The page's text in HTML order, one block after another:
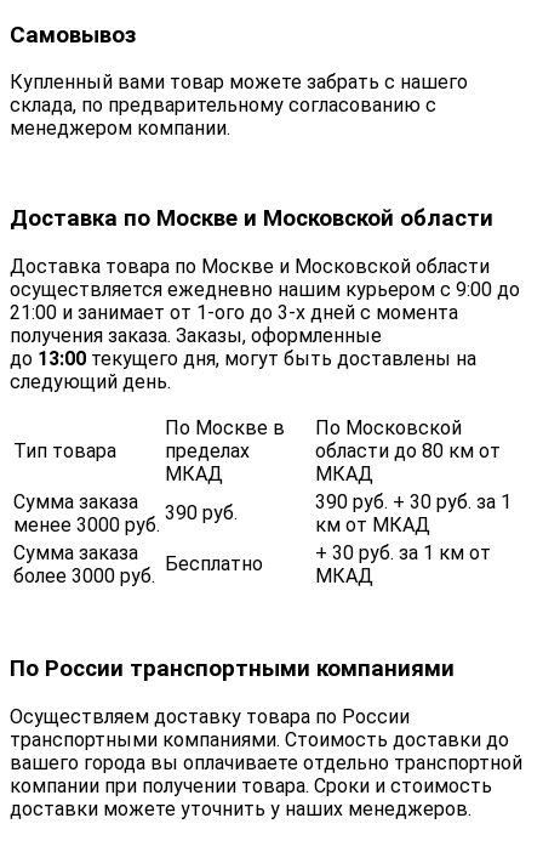
Самовывоз
Купленный вами товар можете забрать с нашего
склада, по предварительному согласованию с
менеджером компании.
Доставка по Москве и Московской области
Доставка товара по Москве и Московской области
осуществляется ежедневно нашим курьером с 9:00 до
21:00 и занимает от 1-ого до 3-х дней с момента
получения заказа. Заказы, оформленные
до 13:00 текущего дня, могут быть доставлены на
следующий день.
Тип товара
По Москве в
пределах
МКАД
По Московской
области до 80 км от
МКАД
Сумма заказа
менее 3000 руб.
390 руб.
390 руб. + 30 руб. за 1
км от МКАД
Сумма заказа
более 3000 руб.
Бесплатно
+ 30 руб. за 1 км от
МКАД
По России транспортными компаниями
Осуществляем доставку товара по России
транспортными компаниями. Стоимость доставки до
вашего города вы оплачиваете отдельно транспортной
компании при получении товара. Сроки и стоимость
доставки можете уточнить у наших менеджеров.